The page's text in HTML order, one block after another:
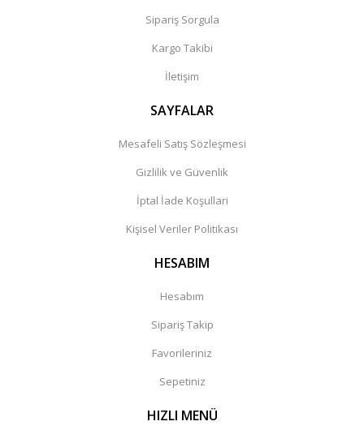
Sipariş Sorgula
Kargo Takibi
İletişim
SAYFALAR
Mesafeli Satış Sözleşmesi
Gizlilik ve Güvenlik
İptal İade Koşullari
Kişisel Veriler Politikası
HESABIM
Hesabım
Sipariş Takip
Favorileriniz
Sepetiniz
HIZLI MENÜ